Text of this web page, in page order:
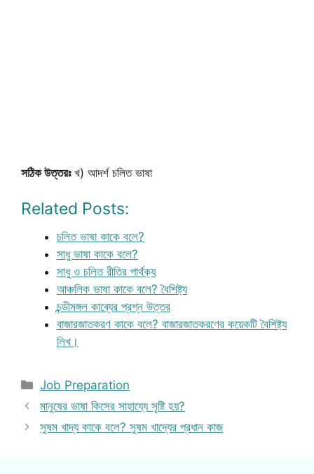
সঠিক উত্তরঃখ) আদর্শ চলিত ভাষা
Related Posts:
চলিত ভাষা কাকে বলে?
সাধু ভাষা কাকে বলে?
সাধু ও চলিত রীতির পার্থক্য
আঞ্চলিক ভাষা কাকে বলে? বৈশিষ্ট্য
চন্ডীমঙ্গল কাব্যের প্রশ্ন উত্তর
বাজারজাতকরণ কাকে বলে? বাজারজাতকরণের কয়েকটি বৈশিষ্ট্য
লিখ।
Categories
Job Preparation
মানুষের ভাষা কিসের সাহায্যে সৃষ্টি হয়?
সুষম খাদ্য কাকে বলে? সুষম খাদ্যের প্রধান কাজ